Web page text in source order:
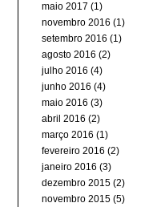
maio 2017 (1)
novembro 2016 (1)
setembro 2016 (1)
agosto 2016 (2)
julho 2016 (4)
junho 2016 (4)
maio 2016 (3)
abril 2016 (2)
março 2016 (1)
fevereiro 2016 (2)
janeiro 2016 (3)
dezembro 2015 (2)
novembro 2015 (5)